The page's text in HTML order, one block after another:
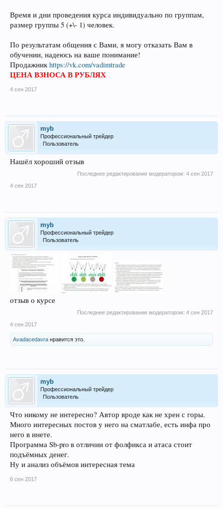
Время и дни проведения курса индивидуально по группам,
размер группы 5 (+\- 1) человек.
По результатам общения с Вами, я могу отказать Вам в
обучении, надеюсь на ваше понимание!
Продажникhttps://vk.com/vadimtrade
ЦЕНА ВЗНОСА В РУБЛЯХ
4 сен 2017
myb
Профессиональный трейдер
Пользователь
Нашёл хороший отзыв
Последнее редактирование модератором: 4 сен 2017
4 сен 2017
myb
Профессиональный трейдер
Пользователь
отзыв о курсе
Последнее редактирование модератором: 4 сен 2017
4 сен 2017
Avadacedavra нравится это.
myb
Профессиональный трейдер
Пользователь
Что никому не интересно? Автор вроде как не хрен с горы.
Много интересных постов у него на сматлабе, есть инфа про
него в инете.
Программа Sb-pro в отличии от фолфикса и атаса стоит
подъёмных денег.
Ну и анализ объёмов интересная тема
6 сен 2017